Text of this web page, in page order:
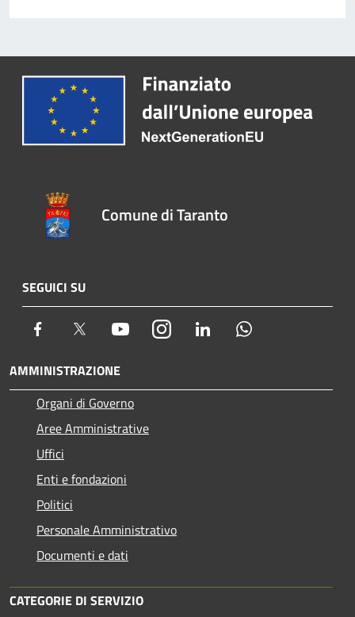
Comune di Taranto
SEGUICI SU
Facebook Twitter YoutubeInstagram LinkedIn
AMMINISTRAZIONE
Organi di Governo
Aree Amministrative
Uffici
Enti e fondazioni
Politici
Personale Amministrativo
Documenti e dati
CATEGORIE DI SERVIZIO